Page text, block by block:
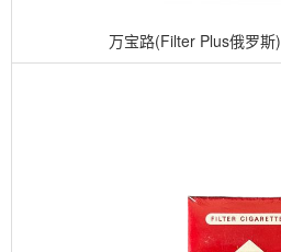
万宝路(Filter Plus俄罗斯)